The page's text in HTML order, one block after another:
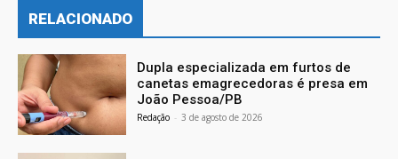
RELACIONADO
Dupla especializada em furtos de
canetas emagrecedoras é presa em
João Pessoa/PB
Redação - 3 de agosto de 2026